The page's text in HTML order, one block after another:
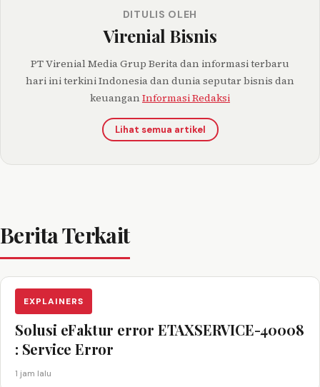
DITULIS OLEH
Virenial Bisnis
PT Virenial Media Grup Berita dan informasi terbaru
hari ini terkini Indonesia dan dunia seputar bisnis dan
keuangan Informasi Redaksi
Lihat semua artikel
Berita Terkait
EXPLAINERS
Solusi eFaktur error ETAXSERVICE-40008
: Service Error
1 jam lalu